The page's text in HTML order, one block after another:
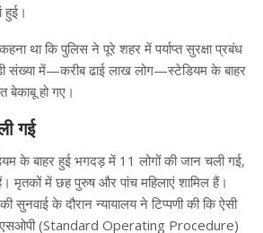
हुई।
था कि पुलिस ने पूरे शहर में पर्याप्त सुरक्षा प्रबंध
संख्या में—करीब ढाई लाख लोग—स्टेडियम के बाहर
बेकाबू हो गए।
गई
के बाहर हुई भगदड़ में 11 लोगों की जान चली गई,
मृतकों में छह पुरुष और पांच महिलाएं शामिल हैं।
सुनवाई के दौरान न्यायालय ने टिप्पणी की कि ऐसी
(Standard Operating Procedure)